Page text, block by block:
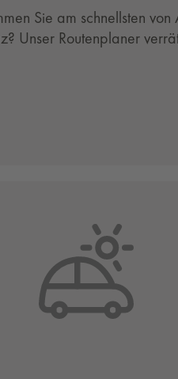
Sie am schnellsten von
Unser Routenplaner